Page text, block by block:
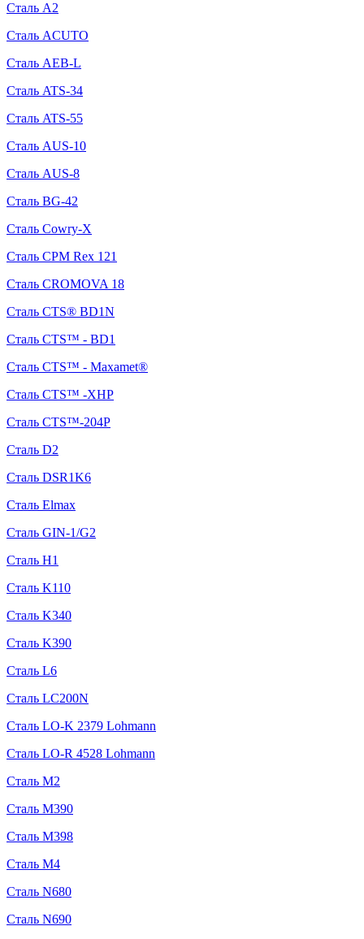
Сталь A2
Сталь ACUTO
Сталь AEB-L
Сталь ATS-34
Сталь ATS-55
Сталь AUS-10
Сталь AUS-8
Сталь BG-42
Сталь Cowry-X
Сталь CPM Rex 121
Сталь CROMOVA 18
Сталь CTS® BD1N
Сталь CTS™ - BD1
Сталь CTS™ - Maxamet®
Сталь CTS™ -XHP
Сталь CTS™-204P
Сталь D2
Сталь DSR1K6
Сталь Elmax
Сталь GIN-1/G2
Сталь H1
Сталь K110
Сталь K340
Сталь K390
Сталь L6
Сталь LC200N
Сталь LO-K 2379 Lohmann
Сталь LO-R 4528 Lohmann
Сталь M2
Сталь M390
Сталь M398
Сталь M4
Сталь N680
Сталь N690